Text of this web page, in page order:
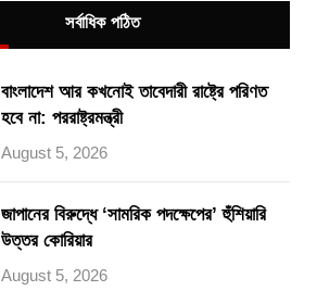
সর্বাধিক পঠিত
বাংলাদেশ আর কখনোই তাবেদারী রাষ্ট্রে পরিণত
হবে না: পররাষ্ট্রমন্ত্রী
August 5, 2026
জাপানের বিরুদ্ধে ‘সামরিক পদক্ষেপের’ হুঁশিয়ারি
উত্তর কোরিয়ার
August 5, 2026